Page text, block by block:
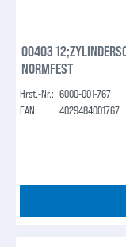
00403 12;ZYLINDERSCHR. 84 4.8 VZ M 3X 12 (6000-001-767) |
NORMFEST
Hrst.-Nr.: 6000-001-767
EAN:
4029484001767